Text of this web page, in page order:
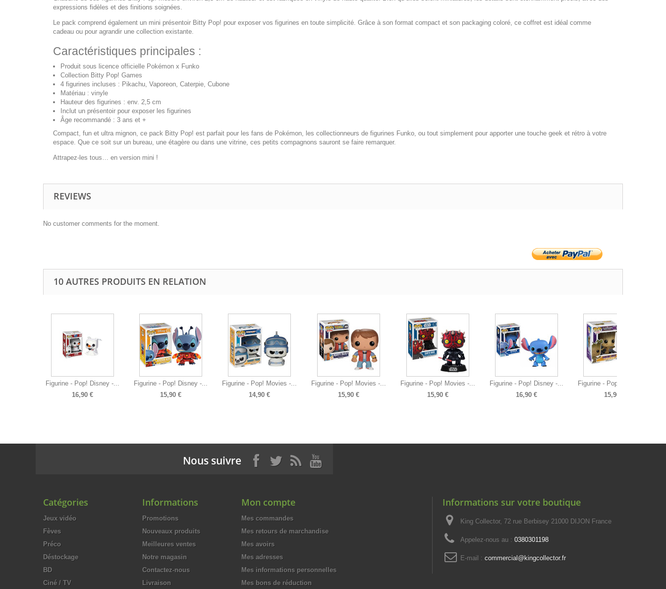
expressions fidèles et des finitions soignées.
Le pack comprend également un mini présentoir Bitty Pop! pour exposer vos figurines en toute simplicité. Grâce à son format compact et son packaging coloré, ce coffret est idéal comme
cadeau ou pour agrandir une collection existante.
Caractéristiques principales :
Produit sous licence officielle Pokémon x Funko
Collection Bitty Pop! Games
4 figurines incluses : Pikachu, Vaporeon, Caterpie, Cubone
Matériau : vinyle
Hauteur des figurines : env. 2,5 cm
Inclut un présentoir pour exposer les figurines
Âge recommandé : 3 ans et +
Compact, fun et ultra mignon, ce pack Bitty Pop! est parfait pour les fans de Pokémon, les collectionneurs de figurines Funko, ou tout simplement pour apporter une touche geek et rétro à votre
espace. Que ce soit sur un bureau, une étagère ou dans une vitrine, ces petits compagnons sauront se faire remarquer.
Attrapez-les tous… en version mini !
REVIEWS
No customer comments for the moment.
10 AUTRES PRODUITS EN RELATION
Figurine - Pop! Disney -...
16,90 €
Figurine - Pop! Disney -...
15,90 €
Figurine - Pop! Movies -...
14,90 €
Figurine - Pop! Movies -...
15,90 €
Figurine - Pop! Movies -...
15,90 €
Figurine - Pop! Disney -...
16,90 €
Figurine - Pop! Marvel -...
15,90 €
Nous suivre
Catégories
Jeux vidéo
Fèves
Préco
Déstockage
BD
Ciné / TV
Informations
Promotions
Nouveaux produits
Meilleures ventes
Notre magasin
Contactez-nous
Livraison
Mon compte
Mes commandes
Mes retours de marchandise
Mes avoirs
Mes adresses
Mes informations personnelles
Mes bons de réduction
Informations sur votre boutique
King Collector, 72 rue Berbisey 21000 DIJON France
Appelez-nous au : 0380301198
E-mail : commercial@kingcollector.fr